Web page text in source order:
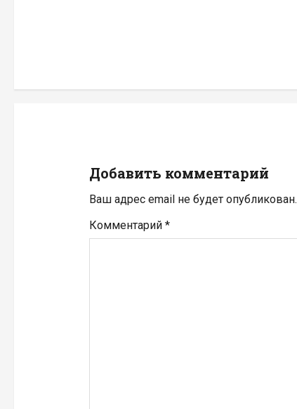
а
я
п
о
Добавить комментарий
Ваш адрес email не будет опубликован.
Комментарий *